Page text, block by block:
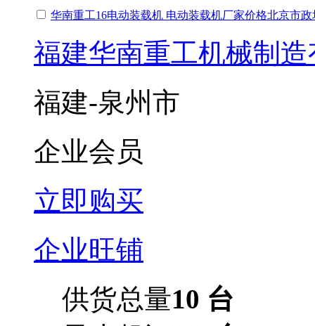
华南重工16电动装载机 电动装载机厂家价格北京市
福建华南重工机械制
福建-泉州市
企业会员
立即购买
企业旺铺
供货总量10 台